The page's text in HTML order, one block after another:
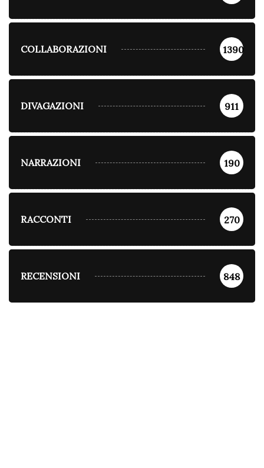
COLLABORAZIONI 1390
DIVAGAZIONI 911
NARRAZIONI 190
RACCONTI 270
RECENSIONI 848